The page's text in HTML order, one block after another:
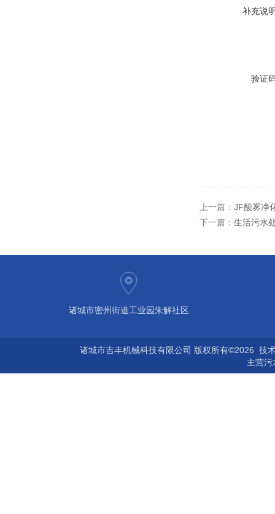
补充说
验证
上一篇： JF酸雾净
下一篇： 生活污水
诸城市密州街道工业园朱解社区
诸城市吉丰机械科技有限公司 版权所有©2026 技
主营污